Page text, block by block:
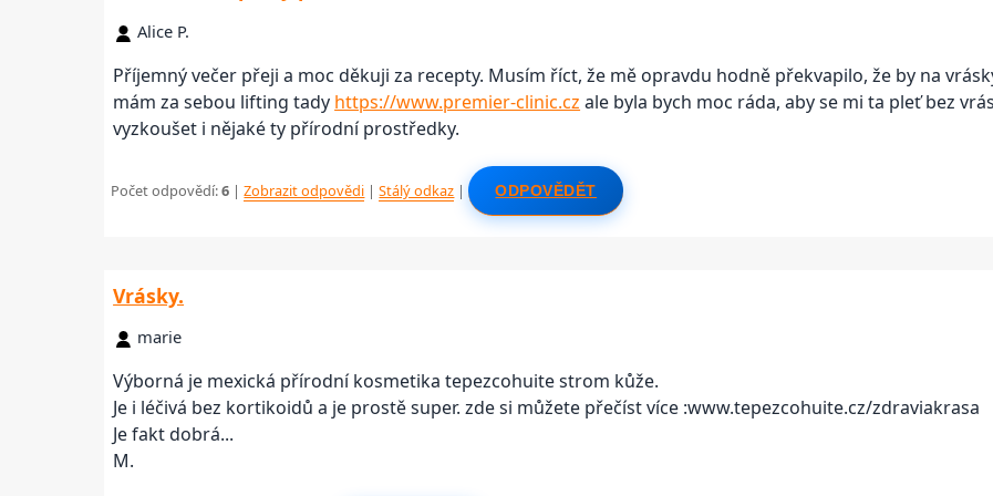
Alice P.
Příjemný večer přeji a moc děkuji za recepty. Musím říct, že mě opravdu hodně překvapilo, že by na
mám za sebou lifting tady https://www.premier-clinic.cz ale byla bych moc ráda, aby se mi ta pleť bez
vyzkoušet i nějaké ty přírodní prostředky.
Počet odpovědí:6 |Zobrazit odpovědi |Stálý odkaz | ODPOVĚDĚT
Vrásky.
marie
Výborná je mexická přírodní kosmetika tepezcohuite strom kůže.
Je i léčivá bez kortikoidů a je prostě super. zde si můžete přečíst více :www.tepezcohuite.cz/zdraviakrasa
Je fakt dobrá...
M.